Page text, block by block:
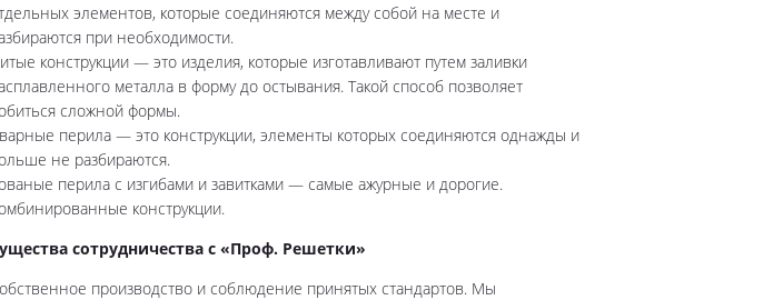
элементов, которые соединяются между собой на месте и
при необходимости.
конструкции — это изделия, которые изготавливают путем заливки
металла в форму до остывания. Такой способ позволяет
сложной формы.
перила — это конструкции, элементы которых соединяются однажды и
не разбираются.
перила с изгибами и завитками — самые ажурные и дорогие.
конструкции.
сотрудничества с «Проф. Решетки»
производство и соблюдение принятых стандартов. Мы